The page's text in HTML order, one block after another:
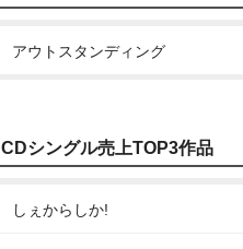
アウトスタンディング
CDシングル売上TOP3作品
しぇからしか!